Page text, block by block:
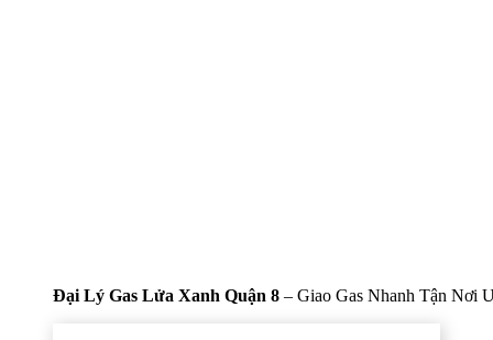
Đại Lý Gas Lửa Xanh Quận 8 – Giao Gas Nhanh Tận Nơi